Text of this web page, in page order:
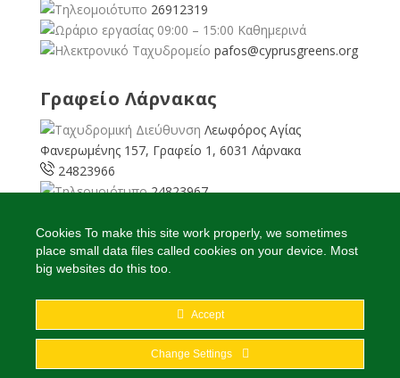
26912319
09:00 – 15:00 Καθημερινά
pafos@cyprusgreens.org
Γραφείο Λάρνακας
Λεωφόρος Αγίας
Φανερωμένης 157, Γραφείο 1, 6031 Λάρνακα
24823966
24823967
larnaka@cyprusgreens.
org
2026© Ολα τα δικαιώματα διατηρούνται
Cookies To make this site work properly, we sometimes
place small data files called cookies on your device. Most
big websites do this too.
Accept
Change Settings